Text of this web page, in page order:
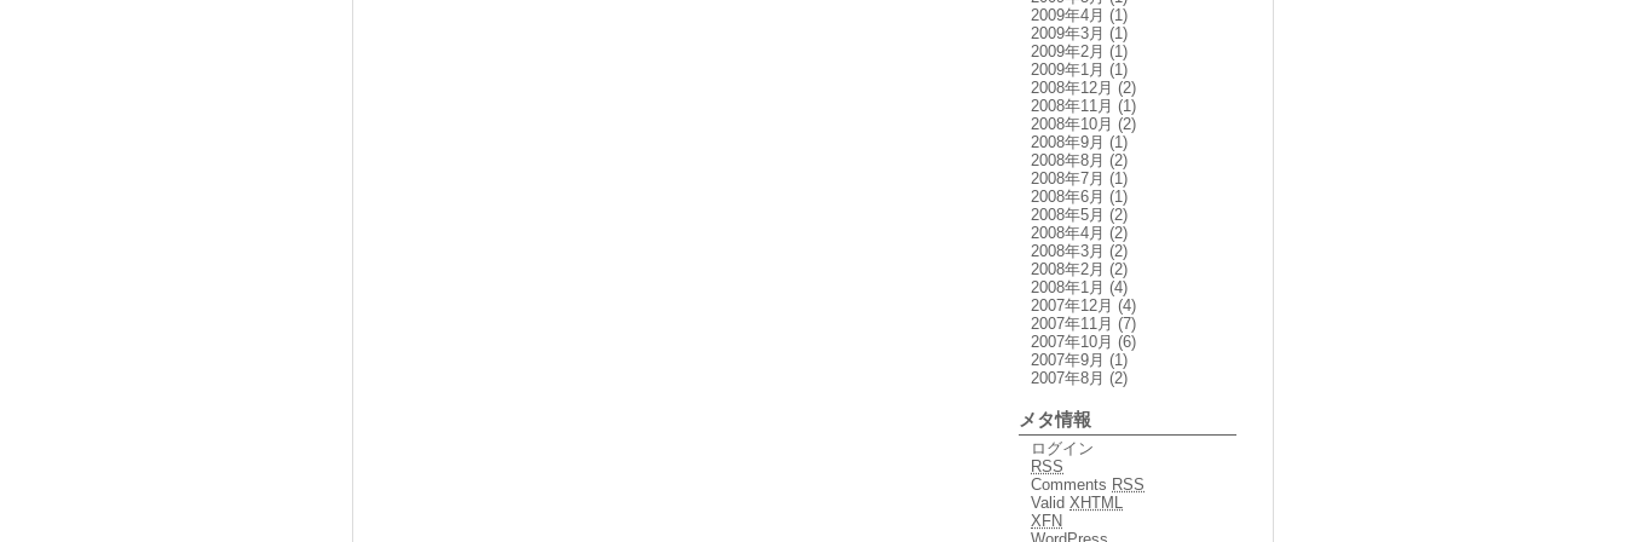
2009年4月 (1)
2009年3月 (1)
2009年2月 (1)
2009年1月 (1)
2008年12月 (2)
2008年11月 (1)
2008年10月 (2)
2008年9月 (1)
2008年8月 (2)
2008年7月 (1)
2008年6月 (1)
2008年5月 (2)
2008年4月 (2)
2008年3月 (2)
2008年2月 (2)
2008年1月 (4)
2007年12月 (4)
2007年11月 (7)
2007年10月 (6)
2007年9月 (1)
2007年8月 (2)
メタ情報
ログイン
RSS
Comments RSS
Valid XHTML
XFN